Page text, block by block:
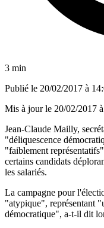
3 min
Publié le 20/02/2017 à
Mis à jour le 20/02/2017
Jean-Claude Mailly,
"déliquescence
"faiblement
certains candidats
les salariés.
La campagne pour
"atypique", représentant
démocratique", a-t-il dit